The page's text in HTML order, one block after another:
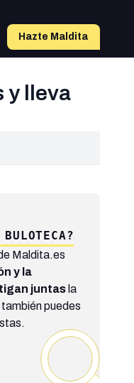
Hazte Maldita
y lleva
Maldita.es
y la
juntasla
puedes